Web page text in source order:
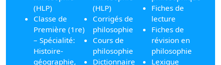
(HLP)
Classe de
Première (1re)
– Spécialité:
Histoire-
géographie,
(HLP)
Corrigés de
philosophie
Cours de
philosophie
Dictionnaire
Fiches de
lecture
Fiches de
révision en
philosophie
Lexique